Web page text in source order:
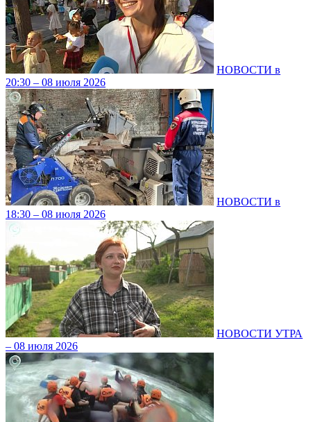
НОВОСТИ в
20:30 – 08 июля 2026
НОВОСТИ в
18:30 – 08 июля 2026
НОВОСТИ УТРА
– 08 июля 2026